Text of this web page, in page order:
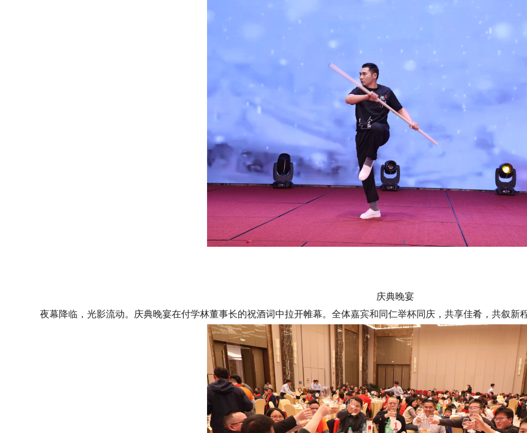
庆典晚宴
夜幕降临，光影流动。庆典晚宴在付学林董事长的祝酒词中拉开帷幕。全体嘉宾和同仁举杯同庆，共享佳肴，共叙新